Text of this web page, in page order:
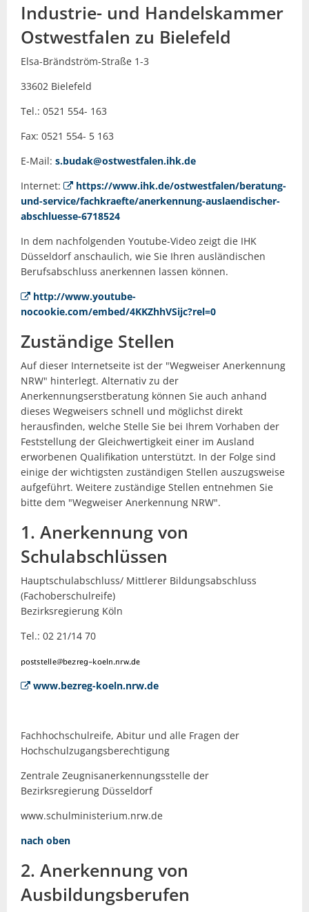
Industrie- und Handelskammer
Ostwestfalen zu Bielefeld
Elsa-Brändström-Straße 1-3
33602 Bielefeld
Tel.: 0521 554- 163
Fax: 0521 554- 5 163
E-Mail: s.budak@ostwestfalen.ihk.de
Internet:
https://www.ihk.de/ostwestfalen/beratung-
und-service/fachkraefte/anerkennung-auslaendischer-
abschluesse-6718524
In dem nachfolgenden Youtube-Video zeigt die IHK
Düsseldorf anschaulich, wie Sie Ihren ausländischen
Berufsabschluss anerkennen lassen können.
http://www.youtube-
nocookie.com/embed/4KKZhhVSijc?rel=0
Zuständige Stellen
Auf dieser Internetseite ist der "Wegweiser Anerkennung
NRW" hinterlegt. Alternativ zu der
Anerkennungserstberatung können Sie auch anhand
dieses Wegweisers schnell und möglichst direkt
herausfinden, welche Stelle Sie bei Ihrem Vorhaben der
Feststellung der Gleichwertigkeit einer im Ausland
erworbenen Qualifikation unterstützt. In der Folge sind
einige der wichtigsten zuständigen Stellen auszugsweise
aufgeführt. Weitere zuständige Stellen entnehmen Sie
bitte dem "Wegweiser Anerkennung NRW".
1. Anerkennung von
Schulabschlüssen
Hauptschulabschluss/ Mittlerer Bildungsabschluss
(Fachoberschulreife)
Bezirksregierung Köln
Tel.: 02 21/14 70
www.bezreg-koeln.nrw.de
Fachhochschulreife, Abitur und alle Fragen der
Hochschulzugangsberechtigung
Zentrale Zeugnisanerkennungsstelle der
Bezirksregierung Düsseldorf
www.schulministerium.nrw.de
nach oben
2. Anerkennung von
Ausbildungsberufen